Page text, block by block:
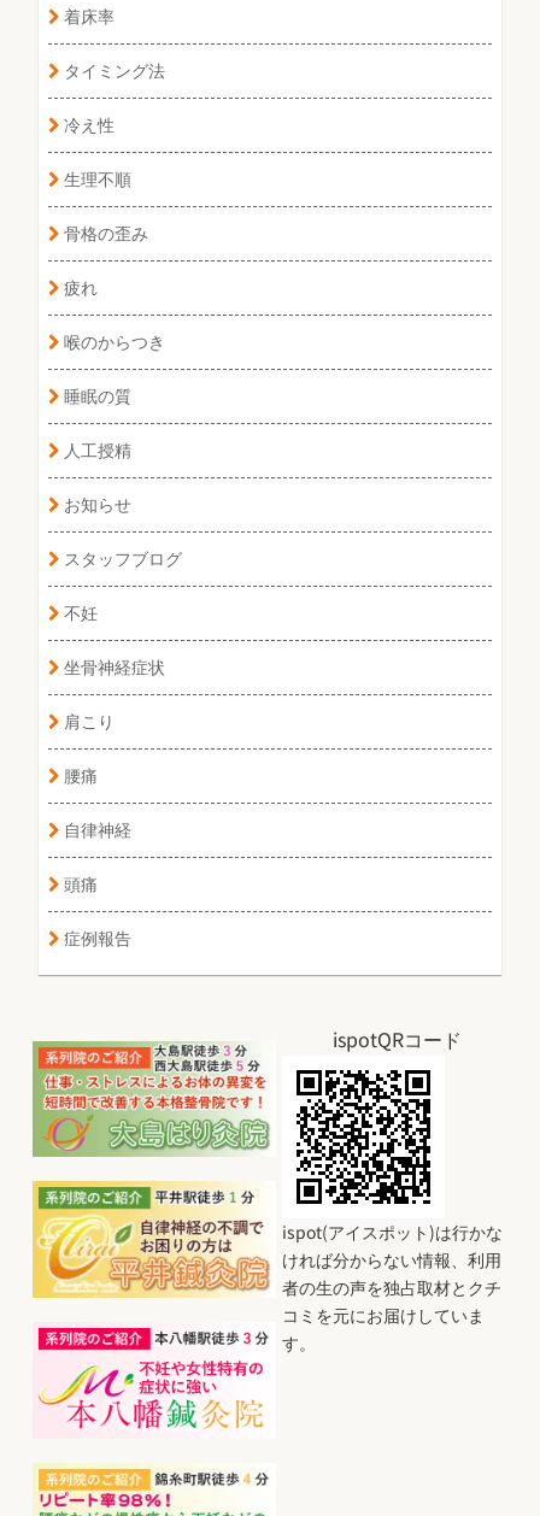
着床率
タイミング法
冷え性
生理不順
骨格の歪み
疲れ
喉のからつき
睡眠の質
人工授精
お知らせ
スタッフブログ
不妊
坐骨神経症状
肩こり
腰痛
自律神経
頭痛
症例報告
ispotQRコード
ispot(アイスポット)は行かな
ければ分からない情報、利用
者の生の声を独占取材とクチ
コミを元にお届けしていま
す。